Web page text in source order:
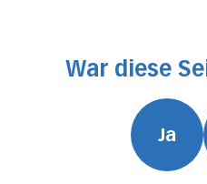
War diese
Ja